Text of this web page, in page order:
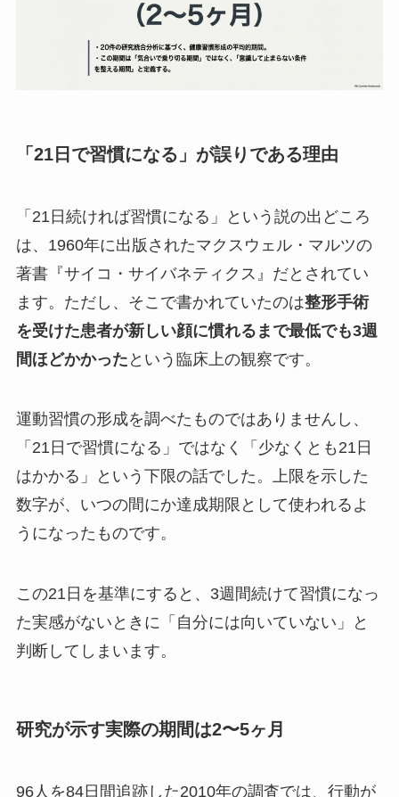
「21日で習慣になる」が誤りである理由
「21日続ければ習慣になる」という説の出どころ
は、1960年に出版されたマクスウェル・マルツの
著書『サイコ・サイバネティクス』だとされてい
ます。ただし、そこで書かれていたのは整形手術
を受けた患者が新しい顔に慣れるまで最低でも3週
間ほどかかった という臨床上の観察です。
運動習慣の形成を調べたものではありませんし、
「21日で習慣になる」ではなく「少なくとも21日
はかかる」という下限の話でした。上限を示した
数字が、いつの間にか達成期限として使われるよ
うになったものです。
この21日を基準にすると、3週間続けて習慣になっ
た実感がないときに「自分には向いていない」と
判断してしまいます。
研究が示す実際の期間は2〜5ヶ月
96人を84日間追跡した2010年の調査では、行動が